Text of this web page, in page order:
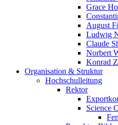
Grace
August
Ludwig
Claude
Norbert
Konrad
Organisation & Struktur
Hochschulleitung
Rektor
Science